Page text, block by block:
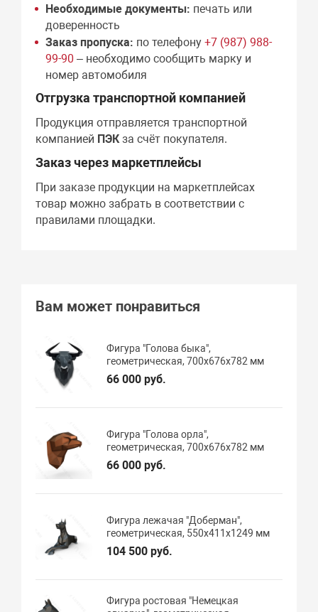
Необходимые документы: печать или
доверенность
Заказ пропуска: по телефону+7 (987) 988-
99-90 – необходимо сообщить марку и
номер автомобиля
Отгрузка транспортной компанией
Продукция отправляется транспортной
компанией ПЭКза счёт покупателя.
Заказ через маркетплейсы
При заказе продукции на маркетплейсах
товар можно забрать в соответствии с
правилами площадки.
Вам может понравиться
Фигура "Голова быка",
геометрическая, 700х676х782 мм
66 000 руб.
Фигура "Голова орла",
геометрическая, 700х676х782 мм
66 000 руб.
Фигура лежачая "Доберман",
геометрическая, 550х411х1249 мм
104 500 руб.
Фигура ростовая "Немецкая